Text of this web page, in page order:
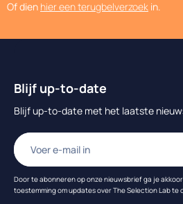
Of dien hier een terugbelverzoek in.
Blijf up-to-date
Blijf up-to-date met het laatste
Door te abonneren op onze nieuwsbrief ga je
toestemming om updates over The Selection Lab te